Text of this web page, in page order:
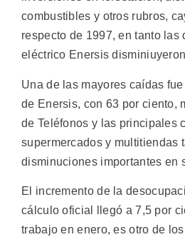
combustibles y otros rubros,
respecto de 1997, en tanto las
eléctrico Enersis
Una de las mayores caídas
de Enersis, con 63 por ciento,
de Teléfonos y las principales
supermercados y multitiendas
disminuciones importantes en
El incremento de la
cálculo oficial llegó a 7,5 por
trabajo en enero, es otro de